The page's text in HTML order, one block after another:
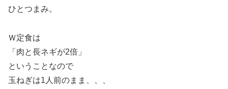
ひとつまみ。
Ｗ定食は
「肉と長ネギが2倍」
ということなので
玉ねぎは1人前のまま、、、